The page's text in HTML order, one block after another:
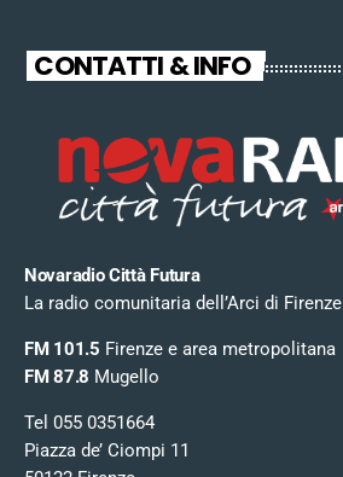
CONTATTI & INFO
Novaradio Città Futura
La radio comunitaria dell’Arci di Firenze
FM 101.5 Firenze e area metropolitana
FM 87.8 Mugello
Tel 055 0351664
Piazza de’ Ciompi 11